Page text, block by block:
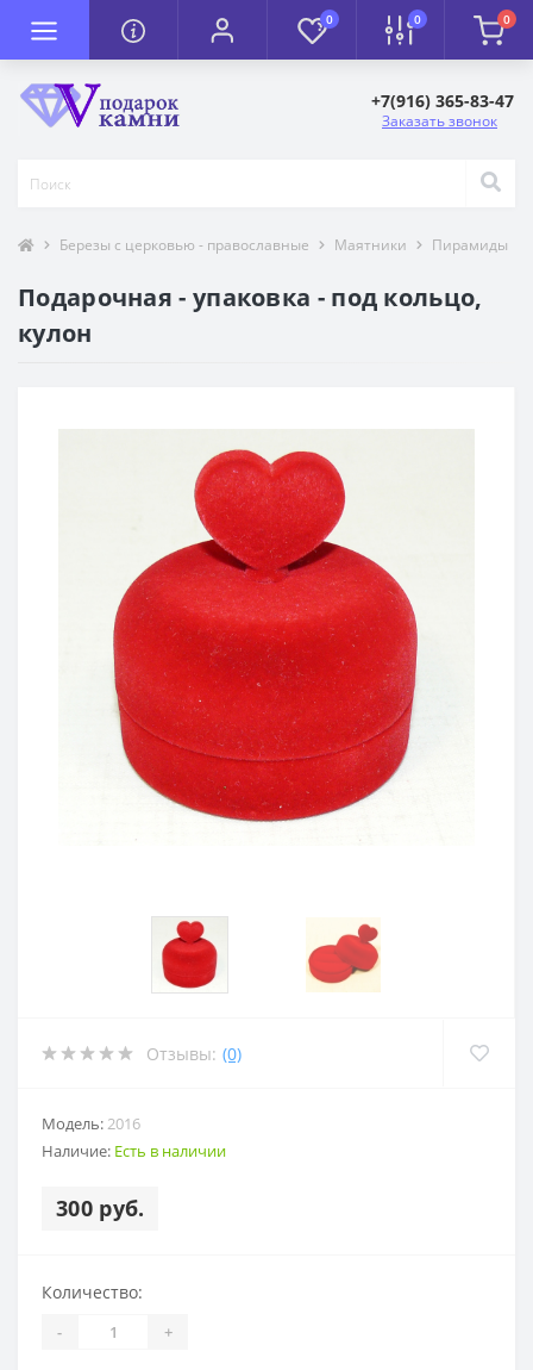
0 0 0
+7(916) 365-83-47
Заказать звонок
Березы с церковью - православные Маятники Пирамиды
Подарочная - упаковка - под кольцо,
кулон
Отзывы: (0)
Модель:2016
Наличие: Есть в наличии
300 руб.
Количество:
- +